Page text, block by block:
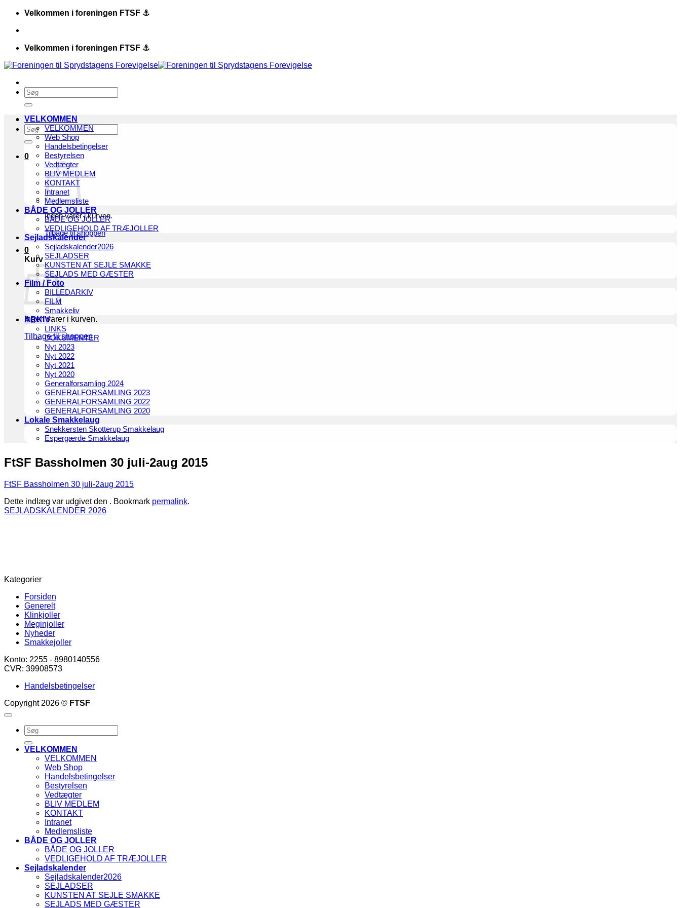
Fortsæt
indhold
Velkommen i foreningen FTSF ⚓️
Velkommen i foreningen FTSF ⚓️
Søg
efter:
Søg
efter:
0
Ingen varer i kurven.
Tilbage til shoppen
0
Kurv
Ingen varer i kurven.
Tilbage til shoppen
VELKOMMEN
VELKOMMEN
Web Shop
Handelsbetingelser
Bestyrelsen
Vedtægter
BLIV MEDLEM
KONTAKT
Intranet
Medlemsliste
BÅDE OG JOLLER
BÅDE OG JOLLER
VEDLIGEHOLD AF TRÆJOLLER
Sejladskalender
Sejladskalender2026
SEJLADSER
KUNSTEN AT SEJLE SMAKKE
SEJLADS MED GÆSTER
Film / Foto
BILLEDARKIV
FILM
Smakkeliv
ARKIV
LINKS
DOKUMENTER
Nyt 2023
Nyt 2022
Nyt 2021
Nyt 2020
Generalforsamling 2024
GENERALFORSAMLING 2023
GENERALFORSAMLING 2022
GENERALFORSAMLING 2020
Lokale Smakkelaug
Snekkersten Skotterup Smakkelaug
Espergærde Smakkelaug
FtSF Bassholmen 30 juli-2aug 2015
FtSF Bassholmen 30 juli-2aug 2015
Dette indlæg var udgivet den . Bookmark permalink.
SEJLADSKALENDER 2026
Kategorier
Forsiden
Generelt
Klinkjoller
Meginjoller
Nyheder
Smakkejoller
Konto: 2255 - 8980140556
CVR: 39908573
Handelsbetingelser
Copyright 2026 © FTSF
Søg
efter:
VELKOMMEN
VELKOMMEN
Web Shop
Handelsbetingelser
Bestyrelsen
Vedtægter
BLIV MEDLEM
KONTAKT
Intranet
Medlemsliste
BÅDE OG JOLLER
BÅDE OG JOLLER
VEDLIGEHOLD AF TRÆJOLLER
Sejladskalender
Sejladskalender2026
SEJLADSER
KUNSTEN AT SEJLE SMAKKE
SEJLADS MED GÆSTER